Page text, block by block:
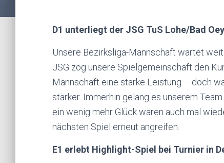
D1 unterliegt der JSG TuS Lohe/Bad
Unsere Bezirksliga-Mannschaft wartet
JSG zog unsere Spielgemeinschaft den
Mannschaft eine starke Leistung – doch
stärker. Immerhin gelang es unserem
ein wenig mehr Glück wären auch mal
nächsten Spiel erneut angreifen.
E1 erlebt Highlight-Spiel bei Turnier in